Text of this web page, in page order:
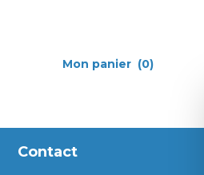
Mon panier (0)
Contact